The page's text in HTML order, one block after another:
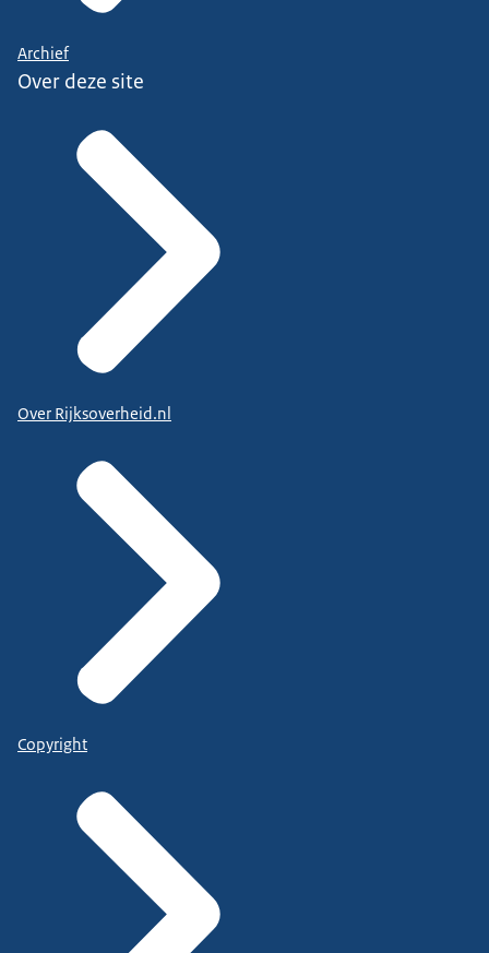
Archief
Over deze site
Over Rijksoverheid.nl
Copyright